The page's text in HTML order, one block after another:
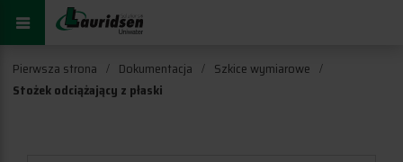
Pierwsza strona Dokumentacja
Szkice wymiarowe
Stożek odciążający z płaski